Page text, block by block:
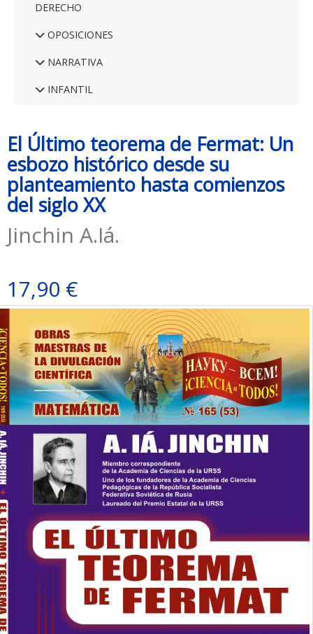
DERECHO
OPOSICIONES
NARRATIVA
INFANTIL
El Último teorema de Fermat: Un
esbozo histórico desde su
planteamiento hasta comienzos
del siglo XX
Jinchin A.Iá.
17,90 €